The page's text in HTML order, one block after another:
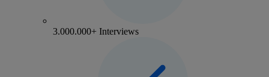
3.000.000+ Interviews